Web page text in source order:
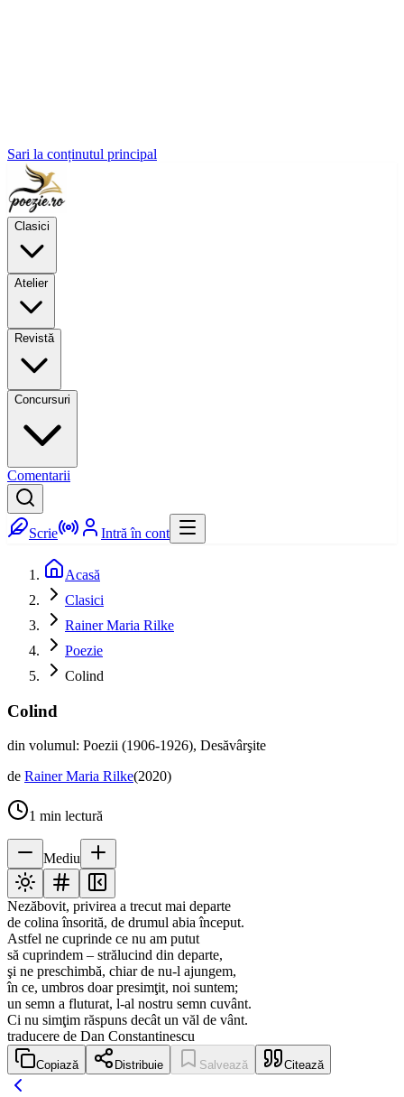
Sari la conținutul principal
Clasici
Atelier
Revistă
Concursuri
Comentarii
Scrie Intră în cont
Acasă
Clasici
Rainer Maria Rilke
Poezie
Colind
Colind
din volumul: Poezii (1906-1926), Desăvârşite
de Rainer Maria Rilke(2020)
1 min lectură
Mediu
Nezăbovit, privirea a trecut mai departe
de colina însorită, de drumul abia început.
Astfel ne cuprinde ce nu am putut
să cuprindem – strălucind din departe,
şi ne preschimbă, chiar de nu-l ajungem,
în ce, umbros doar presimţit, noi suntem;
un semn a fluturat, l-al nostru semn cuvânt.
Ci nu simţim răspuns decât un văl de vânt.
traducere de Dan Constantinescu
Copiază Distribuie Salvează Citează